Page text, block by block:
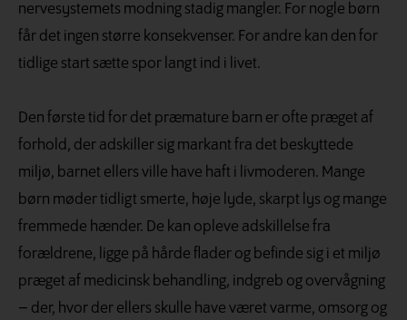
nervesystemets modning stadig mangler. For nogle børn
får det ingen større konsekvenser. For andre kan den for
tidlige start sætte spor langt ind i livet.
Den første tid for det præmature barn er ofte præget af
forhold, der adskiller sig markant fra det beskyttede
miljø, barnet ellers ville have haft i livmoderen. Mange
børn møder tidligt smerte, høje lyde, skarpt lys og mange
fremmede hænder. De kan opleve adskillelse fra
forældrene, ligge på hårde flader og befinde sig i et miljø
præget af medicinsk behandling, indgreb og overvågning
– der, hvor der ellers skulle have været varme, omsorg og